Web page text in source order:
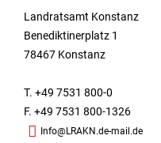
Landratsamt Konstanz
Benediktinerplatz 1
78467 Konstanz
T. +49 7531 800-0
F. +49 7531 800-1326
Info@LRAKN.de-mail.de